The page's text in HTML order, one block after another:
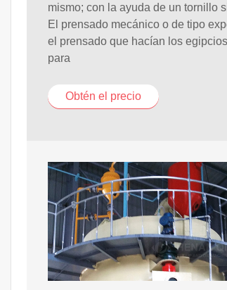
mismo; con la ayuda de un tornillo
El prensado mecánico o de tipo
el prensado que hacían los
para
Obtén el precio